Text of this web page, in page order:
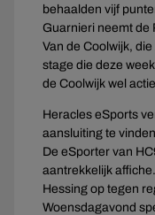
behaalden vijf
Guarnieri neemt de
Van de Coolwijk,
stage die deze
de Coolwijk wel
Heracles eSports
aansluiting te
De eSporter van
aantrekkelijk
Hessing op tegen
Woensdagavond